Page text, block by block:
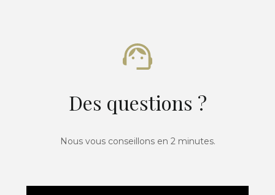
Des questions ?
Nous vous conseillons en 2 minutes.